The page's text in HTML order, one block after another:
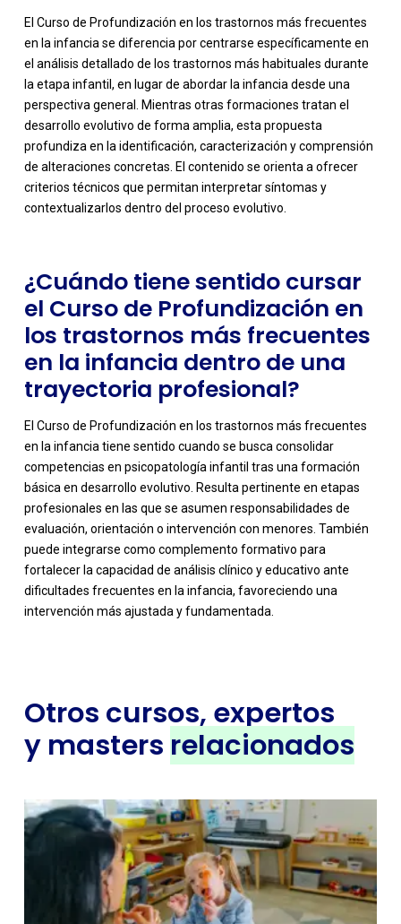
El Curso de Profundización en los trastornos más frecuentes
en la infancia se diferencia por centrarse específicamente en
el análisis detallado de los trastornos más habituales durante
la etapa infantil, en lugar de abordar la infancia desde una
perspectiva general. Mientras otras formaciones tratan el
desarrollo evolutivo de forma amplia, esta propuesta
profundiza en la identificación, caracterización y comprensión
de alteraciones concretas. El contenido se orienta a ofrecer
criterios técnicos que permitan interpretar síntomas y
contextualizarlos dentro del proceso evolutivo.
-
¿Cuándo tiene sentido cursar
el Curso de Profundización en
los trastornos más frecuentes
en la infancia dentro de una
trayectoria profesional?
El Curso de Profundización en los trastornos más frecuentes
en la infancia tiene sentido cuando se busca consolidar
competencias en psicopatología infantil tras una formación
básica en desarrollo evolutivo. Resulta pertinente en etapas
profesionales en las que se asumen responsabilidades de
evaluación, orientación o intervención con menores. También
puede integrarse como complemento formativo para
fortalecer la capacidad de análisis clínico y educativo ante
dificultades frecuentes en la infancia, favoreciendo una
intervención más ajustada y fundamentada.
Otros cursos, expertos
y masters relacionados